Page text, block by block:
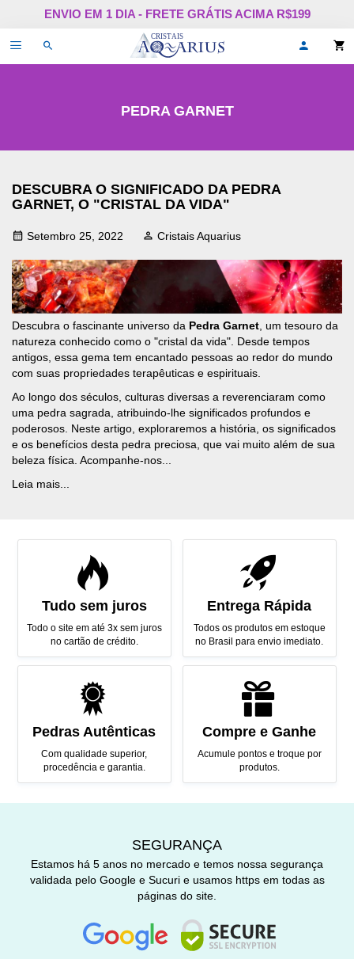
Pular
o
conteúdo
ENVIO EM 1 DIA - FRETE GRÁTIS ACIMA R$199
Alternar
PEDRA GARNET
DESCUBRA O SIGNIFICADO DA PEDRA
GARNET, O "CRISTAL DA VIDA"
Setembro 25, 2022 Cristais Aquarius
Descubra o fascinante universo da Pedra Garnet , um tesouro da
natureza conhecido como o "cristal da vida". Desde tempos
antigos, essa gema tem encantado pessoas ao redor do mundo
com suas propriedades terapêuticas e espirituais.
Ao longo dos séculos, culturas diversas a reverenciaram como
uma pedra sagrada, atribuindo-lhe significados profundos e
poderosos. Neste artigo, exploraremos a história, os significados
e os benefícios desta pedra preciosa, que vai muito além de sua
beleza física. Acompanhe-nos...
Leia mais...
Tudo sem juros
Todo o site em até 3x sem juros
no cartão de crédito.
Entrega Rápida
Todos os produtos em estoque
no Brasil para envio imediato.
Pedras Autênticas
Com qualidade superior,
procedência e garantia.
Compre e Ganhe
Acumule pontos e troque por
produtos.
SEGURANÇA
Estamos há 5 anos no mercado e temos nossa segurança
validada pelo Google e Sucuri e usamos https em todas as
páginas do site.